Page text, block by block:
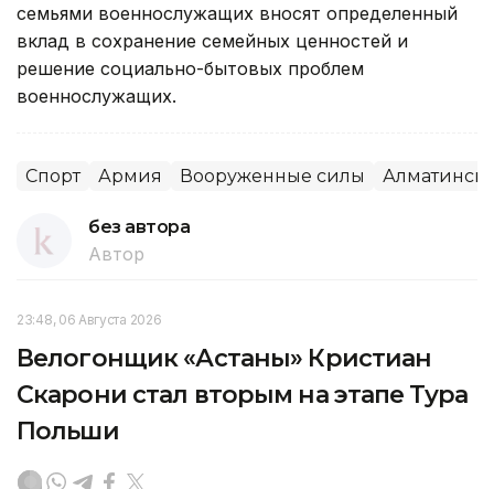
семьями военнослужащих вносят определенный
вклад в сохранение семейных ценностей и
решение социально-бытовых проблем
военнослужащих.
Спорт Армия Вооруженные силы
без автора
Автор
23:48, 06 Августа 2026
Велогонщик «Астаны» Кристиан
Скарони стал вторым на этапе Тура
Польши